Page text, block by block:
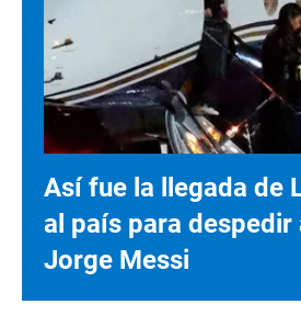
Así fue la llegada de
al país para despedir
Jorge Messi